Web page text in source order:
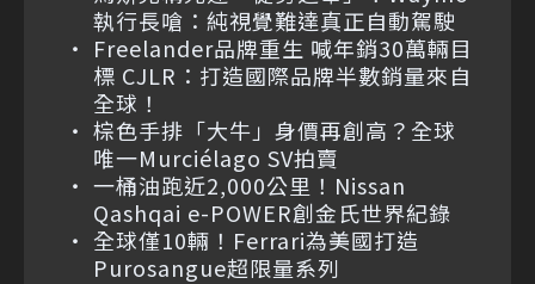
執行長嗆：純視覺難達真正自動駕駛
Freelander品牌重生 喊年銷30萬輛目
標 CJLR：打造國際品牌半數銷量來自
全球！
棕色手排「大牛」身價再創高？全球
唯一Murciélago SV拍賣
一桶油跑近2,000公里！Nissan
Qashqai e-POWER創金氏世界紀錄
全球僅10輛！Ferrari為美國打造
Purosangue超限量系列